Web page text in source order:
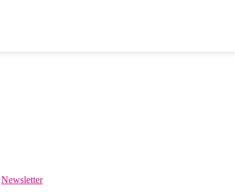
Newsletter